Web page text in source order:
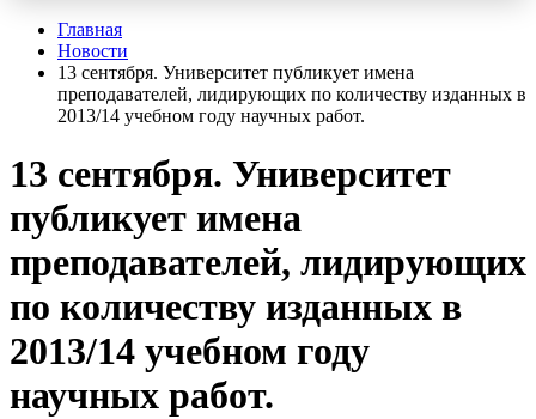
Главная
Новости
13 сентября. Университет публикует имена
преподавателей, лидирующих по количеству изданных в
2013/14 учебном году научных работ.
13 сентября. Университет
публикует имена
преподавателей, лидирующих
по количеству изданных в
2013/14 учебном году
научных работ.